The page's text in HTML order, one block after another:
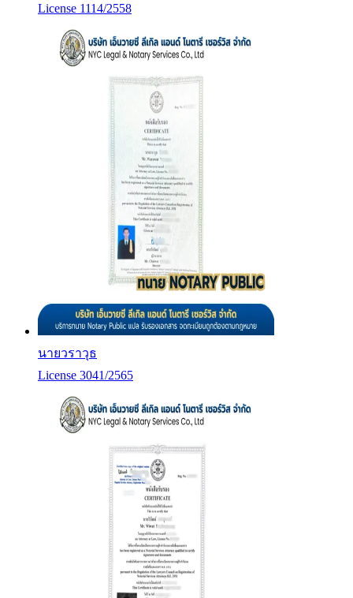
License 1114/2558
นายวราวุธ
License 3041/2565